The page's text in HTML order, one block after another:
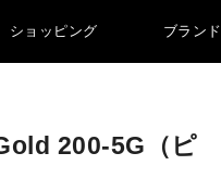
ショッピング ブランド
200-5G（ピ